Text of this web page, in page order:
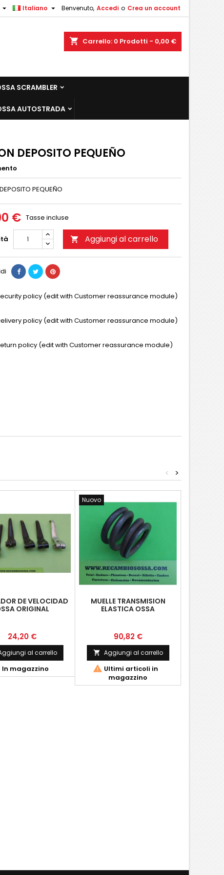
Benvenuto, Accedi o Crea un account
Italiano 

shopping_cart Carrello: 0 Prodotti - 0,00 €
SCRAMBLER
AUTOSTRADA
DEPOSITO PEQUEÑO
PEQUEÑO
€ Tasse incluse
 Aggiungi al carrello
policy (edit with Customer reassurance module)
policy (edit with Customer reassurance module)
policy (edit with Customer reassurance module)
>
<
DE VELOCIDAD
ORIGINAL
Prezzo
24,20 €
al carrello
In magazzino
Nuovo
MUELLE TRANSMISION
ELASTICA OSSA
Prezzo
90,82 €
 Aggiungi al carrello
 Ultimi articoli in
magazzino